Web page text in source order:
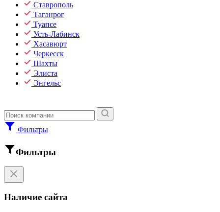
Ставрополь
Таганрог
Туапсе
Усть-Лабинск
Хасавюрт
Черкесск
Шахты
Элиста
Энгельс
Фильтры
Фильтры
Наличие сайта